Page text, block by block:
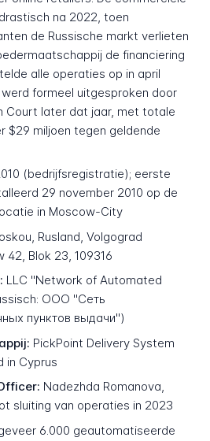
na 2022, toen
de Russische markt verlieten
de financiering
alle operaties op in april
formeel uitgesproken door
Court later dat jaar, met totale
$29 miljoen tegen geldende
(bedrijfsregistratie); eerste
29 november 2010 op de
in Moscow-City
Rusland, Volgograd
42, Blok 23, 109316
LLC "Network of Automated
ООО "Сеть
пунктов выдачи")
PickPoint Delivery System
in Cyprus
Nadezhda Romanova,
sluiting van operaties in 2023
6.000 geautomatiseerde